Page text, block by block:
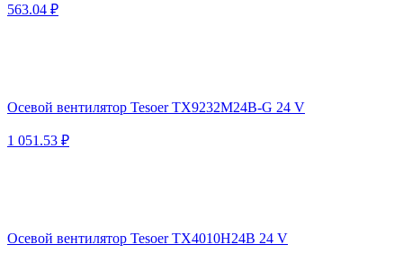
563.04 ₽
Осевой вентилятор Tesoer TX9232M24B-G 24 V
1 051.53 ₽
Осевой вентилятор Tesoer TX4010H24B 24 V